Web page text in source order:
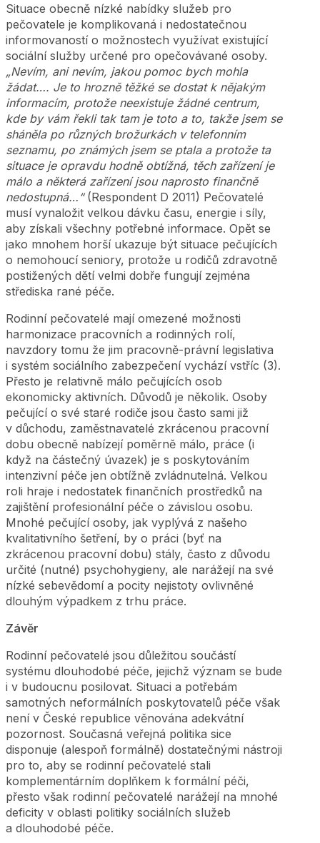
Situace obecně nízké nabídky služeb pro
pečovatele je komplikovaná i nedostatečnou
informovaností o možnostech využívat existující
sociální služby určené pro opečovávané osoby.
„Nevím, ani nevím, jakou pomoc bych mohla
žádat…. Je to hrozně těžké se dostat k nějakým
informacím, protože neexistuje žádné centrum,
kde by vám řekli tak tam je toto a to, takže jsem se
sháněla po různých brožurkách v telefonním
seznamu, po známých jsem se ptala a protože ta
situace je opravdu hodně obtížná, těch zařízení je
málo a některá zařízení jsou naprosto finančně
nedostupná…“(Respondent D 2011) Pečovatelé
musí vynaložit velkou dávku času, energie i síly,
aby získali všechny potřebné informace. Opět se
jako mnohem horší ukazuje být situace pečujících
o nemohoucí seniory, protože u rodičů zdravotně
postižených dětí velmi dobře fungují zejména
střediska rané péče.
Rodinní pečovatelé mají omezené možnosti
harmonizace pracovních a rodinných rolí,
navzdory tomu že jim pracovně-právní legislativa
i systém sociálního zabezpečení vychází vstříc (3).
Přesto je relativně málo pečujících osob
ekonomicky aktivních. Důvodů je několik. Osoby
pečující o své staré rodiče jsou často sami již
v důchodu, zaměstnavatelé zkrácenou pracovní
dobu obecně nabízejí poměrně málo, práce (i
když na částečný úvazek) je s poskytováním
intenzivní péče jen obtížně zvládnutelná. Velkou
roli hraje i nedostatek finančních prostředků na
zajištění profesionální péče o závislou osobu.
Mnohé pečující osoby, jak vyplývá z našeho
kvalitativního šetření, by o práci (byť na
zkrácenou pracovní dobu) stály, často z důvodu
určité (nutné) psychohygieny, ale narážejí na své
nízké sebevědomí a pocity nejistoty ovlivněné
dlouhým výpadkem z trhu práce.
Závěr
Rodinní pečovatelé jsou důležitou součástí
systému dlouhodobé péče, jejichž význam se bude
i v budoucnu posilovat. Situaci a potřebám
samotných neformálních poskytovatelů péče však
není v České republice věnována adekvátní
pozornost. Současná veřejná politika sice
disponuje (alespoň formálně) dostatečnými nástroji
pro to, aby se rodinní pečovatelé stali
komplementárním doplňkem k formální péči,
přesto však rodinní pečovatelé narážejí na mnohé
deficity v oblasti politiky sociálních služeb
a dlouhodobé péče.